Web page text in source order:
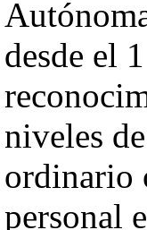
desde el
niveles
ordinario
personal